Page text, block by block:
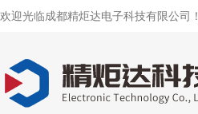
欢迎光临成都精炬达电子科技有限公司！